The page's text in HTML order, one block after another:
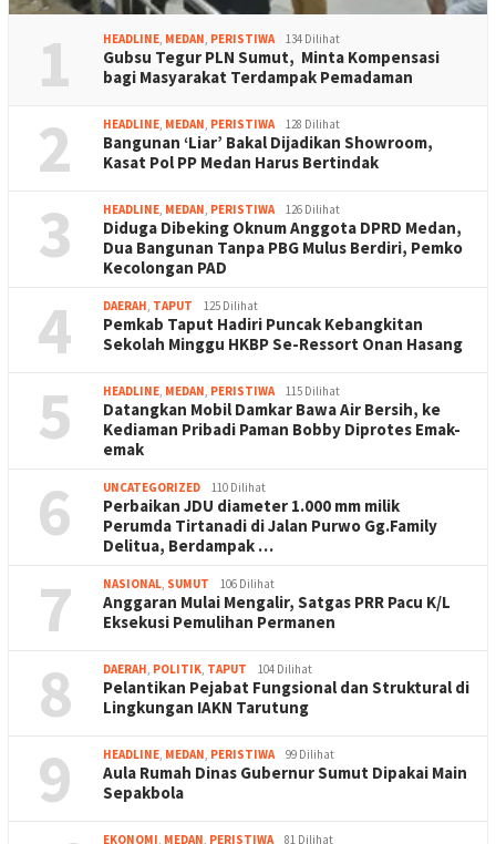
1 HEADLINE, MEDAN, PERISTIWA 134 Dilihat
Gubsu Tegur PLN Sumut, Minta Kompensasi
bagi Masyarakat Terdampak Pemadaman
2 HEADLINE, MEDAN, PERISTIWA 128 Dilihat
Bangunan ‘Liar’ Bakal Dijadikan Showroom,
Kasat Pol PP Medan Harus Bertindak
3 HEADLINE, MEDAN, PERISTIWA 126 Dilihat
Diduga Dibeking Oknum Anggota DPRD Medan,
Dua Bangunan Tanpa PBG Mulus Berdiri, Pemko
Kecolongan PAD
4 DAERAH, TAPUT 125 Dilihat
Pemkab Taput Hadiri Puncak Kebangkitan
Sekolah Minggu HKBP Se-Ressort Onan Hasang
5 HEADLINE, MEDAN, PERISTIWA 115 Dilihat
Datangkan Mobil Damkar Bawa Air Bersih, ke
Kediaman Pribadi Paman Bobby Diprotes Emak-
emak
6 UNCATEGORIZED 110 Dilihat
Perbaikan JDU diameter 1.000 mm milik
Perumda Tirtanadi di Jalan Purwo Gg.Family
Delitua, Berdampak …
7 NASIONAL, SUMUT 106 Dilihat
Anggaran Mulai Mengalir, Satgas PRR Pacu K/L
Eksekusi Pemulihan Permanen
8 DAERAH, POLITIK, TAPUT 104 Dilihat
Pelantikan Pejabat Fungsional dan Struktural di
Lingkungan IAKN Tarutung
9 HEADLINE, MEDAN, PERISTIWA 99 Dilihat
Aula Rumah Dinas Gubernur Sumut Dipakai Main
Sepakbola
EKONOMI, MEDAN, PERISTIWA 81 Dilihat